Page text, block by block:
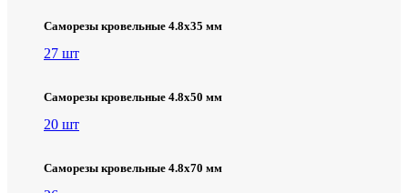
Саморезы кровельные 4.8х35 мм
27 шт
Саморезы кровельные 4.8х50 мм
20 шт
Саморезы кровельные 4.8х70 мм